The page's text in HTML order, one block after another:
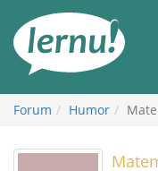
inhoud
Forum Humor